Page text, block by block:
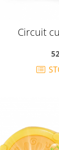
Circuit